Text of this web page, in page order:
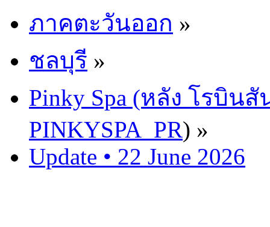
ภาคตะวันออก »
ชลบุรี »
Pinky Spa (หลัง โรบิน
PINKYSPA_PR) »
Update • 22 June 2026